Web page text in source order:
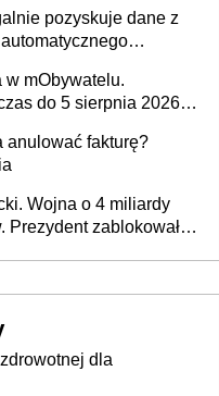
pozyskuje dane z
w mObywatelu.
do 5 sierpnia 2026
anulować fakturę?
Wojna o 4 miliardy
Prezydent zablokował
dla